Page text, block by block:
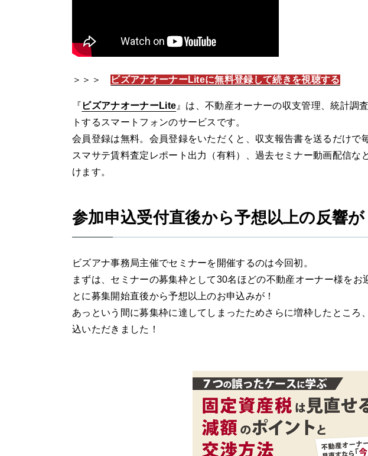
＞＞＞ ビズアナオーナーLiteに無料登録して続きを視聴する
『 ビズアナオーナーLite 』は、不動産オーナーの収支管理、統計調
トするスマートフォンのサービスです。
会員登録は無料。会員登録をいただくと、収支報告書を送るだけで
スマサテ賃料査定レポート出力（有料）、過去セミナー動画配信
けます。
参加申込受付直後から予想以上の反響が
ビズアナ事務局主催でセミナーを開催するのは今回初。
まずは、セミナーの募集枠として30名ほどの不動産オーナー様を
とに募集開始直後から予想以上のお申込みが！
あっという間に募集枠に達してしまったためさらに増枠したところ
込いただきました！